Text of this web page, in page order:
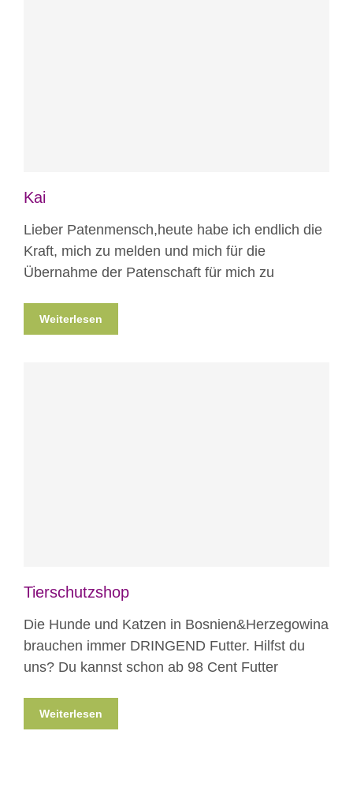
Kai
Lieber Patenmensch,heute habe ich endlich die
Kraft, mich zu melden und mich für die
Übernahme der Patenschaft für mich zu
Weiterlesen
Tierschutzshop
Die Hunde und Katzen in Bosnien&Herzegowina
brauchen immer DRINGEND Futter. Hilfst du
uns? Du kannst schon ab 98 Cent Futter
Weiterlesen